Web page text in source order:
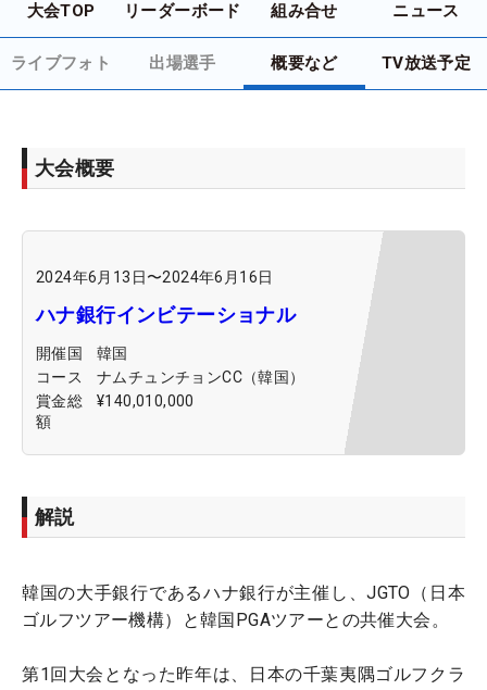
大会TOP リーダーボード 組み合せ ニュース
ライブフォト 出場選手 概要など TV放送予定
大会概要
2024年6月13日〜2024年6月16日
ハナ銀行インビテーショナル
開催国
韓国
コース
ナムチュンチョンCC（韓国）
賞金総
額
¥140,010,000
解説
韓国の大手銀行であるハナ銀行が主催し、JGTO（日本
ゴルフツアー機構）と韓国PGAツアーとの共催大会。
第1回大会となった昨年は、日本の千葉夷隅ゴルフクラ